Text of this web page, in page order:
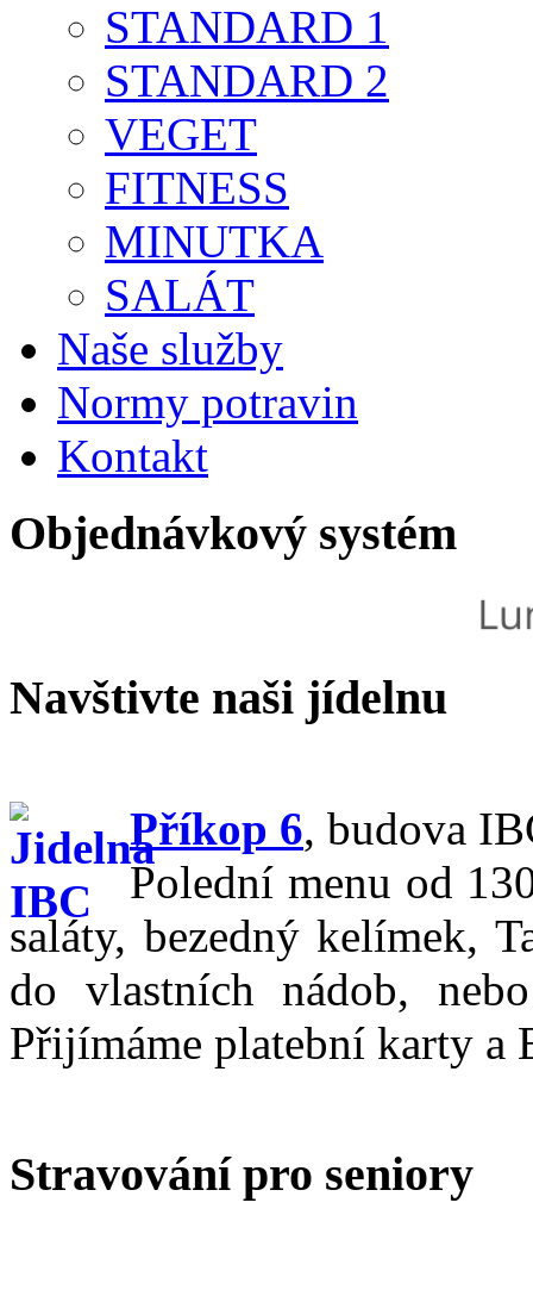
STANDARD 1
STANDARD 2
VEGET
FITNESS
MINUTKA
SALÁT
Naše služby
Normy potravin
Kontakt
Objednávkový systém
Navštivte naši jídelnu
Příkop 6, budova
Polední menu od
saláty, bezedný kelímek,
do vlastních nádob,
Přijímáme platební karty a
Stravovánípro seniory